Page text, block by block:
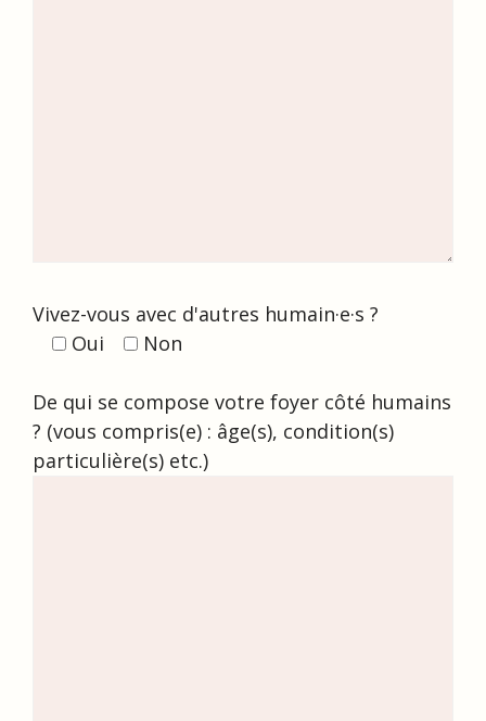
Vivez-vous avec d'autres humain·e·s ?
Oui
Non
De qui se compose votre foyer côté humains
? (vous compris(e) : âge(s), condition(s)
particulière(s) etc.)